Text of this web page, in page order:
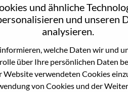
und ähnliche
und unseren
analysieren.
welche Daten wir und
über Ihre persönlichen Daten
Website verwendeten Cookies
von Cookies und der
Continue